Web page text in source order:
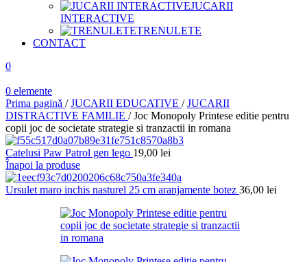
JUCARII
INTERACTIVE
TRENULETE
CONTACT
0
0 elemente
Prima pagină / JUCARII EDUCATIVE / JUCARII
DISTRACTIVE FAMILIE / Joc Monopoly Printese editie pentru
copii joc de societate strategie si tranzactii in romana
Catelusi Paw Patrol gen lego 19,00 lei
Înapoi la produse
Ursulet maro inchis nasturel 25 cm aranjamente botez 36,00 lei